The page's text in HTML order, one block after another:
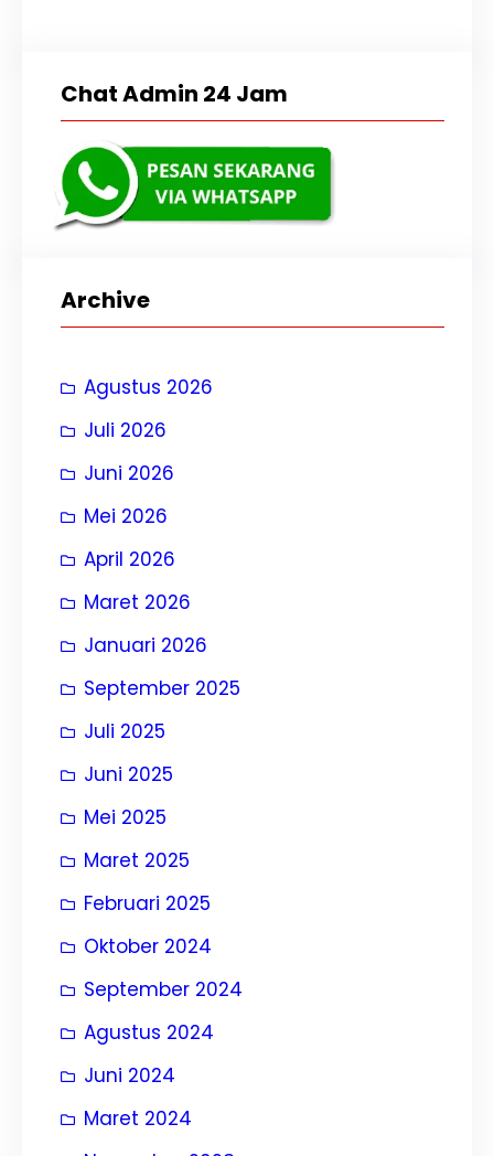
Chat Admin 24 Jam
Archive
Agustus 2026
Juli 2026
Juni 2026
Mei 2026
April 2026
Maret 2026
Januari 2026
September 2025
Juli 2025
Juni 2025
Mei 2025
Maret 2025
Februari 2025
Oktober 2024
September 2024
Agustus 2024
Juni 2024
Maret 2024